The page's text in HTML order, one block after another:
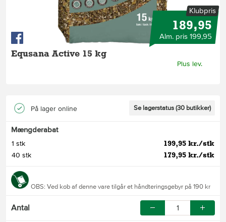
Equsana Active 15 kg
Plus lev.
Klubpris
189,95
Alm. pris 199,95
På lager online Se lagerstatus (30 butikker)
Mængderabat
1 stk 199,95 kr./stk
40 stk 179,95 kr./stk
OBS: Ved køb af denne vare tilgår et håndteringsgebyr på 190 kr
Antal